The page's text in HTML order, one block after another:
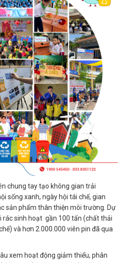
chung tay tạo không gian trải
sống xanh, ngày hội tái chế, gian
sản phẩm thân thiện môi trường. Dự
rác sinh hoạt gần 100 tấn (chất thải
và hơn 2.000.000 viên pin đã qua
xem hoạt động giảm thiểu, phân